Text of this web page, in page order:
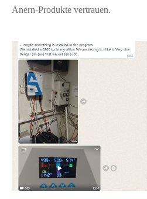
Anern-Produkte vertrauen.